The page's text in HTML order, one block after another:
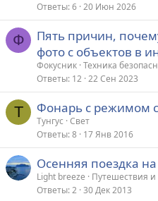
Ответы 6 20 Июн 2026
Ф
Пять причин,
фото с объектов в
Фокусник Техника
Ответы 12 22 Сен 2023
Т Фонарь с режимом
Тунгус Свет
Ответы 8 17 Янв 2016
Осенняя поездка
Light breeze
Путешествия
Ответы 2 30 Дек 2013